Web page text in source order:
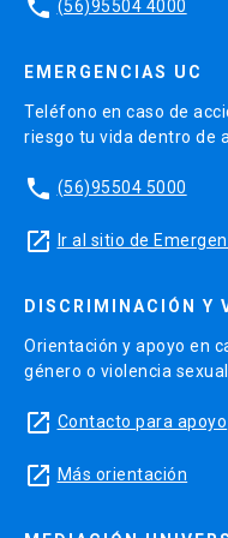
phone (56)95504 4000
EMERGENCIAS UC
Teléfono en caso de
riesgo tu vida dentro de
phone (56)95504 5000
launch Ir al sitio de
DISCRIMINACIÓN Y
Orientación y apoyo en
género o violencia
launch Contacto para apoyo
launch Más orientación